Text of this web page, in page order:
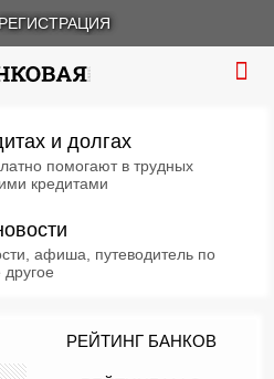
РЕГИСТРАЦИЯ
и долгах
помогают в трудных
кредитами
афиша, путеводитель по
РЕЙТИНГ БАНКОВ